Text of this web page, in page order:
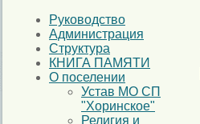
Руководство
Администрация
Структура
КНИГА ПАМЯТИ
О поселении
Устав МО СП
"Хоринское"
Религия и